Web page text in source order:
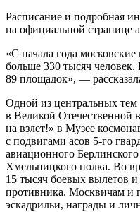
Расписание и подробная
на официальной странице
«С начала года
больше 330 тысяч
89 площадок», —
Одной из центральных тем
в Великой Отечественной
на взлет!» в Музее
с подвигами асов 5-го
авиационного
Хмельницкого полка. Во
15 тысяч боевых вылетов
противника. Москвичам и
эскадрильи, награды и